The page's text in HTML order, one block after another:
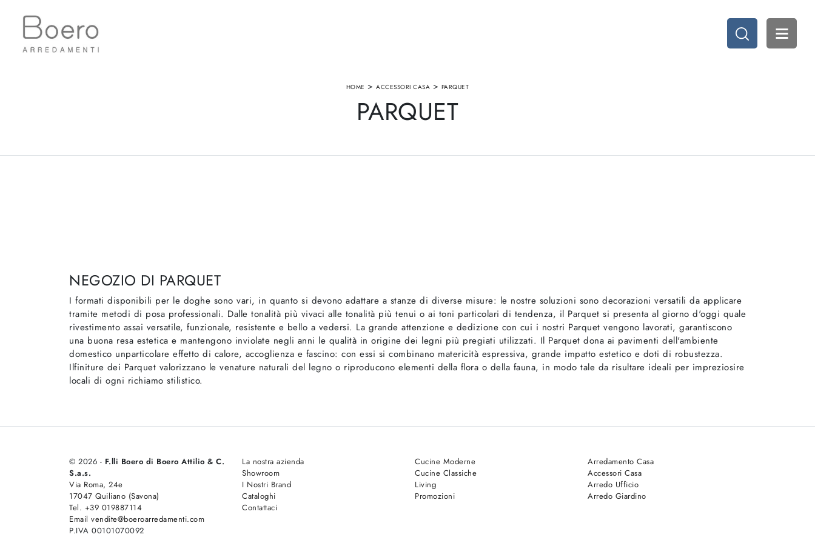
HOME >ACCESSORI CASA > PARQUET
PARQUET
NEGOZIO DI PARQUET
I formati disponibili per le doghe sono vari, in quanto si devono adattare a stanze di diverse misure: le nostre soluzioni sono decorazioni versatili da applicare
tramite metodi di posa professionali. Dalle tonalità più vivaci alle tonalità più tenui o ai toni particolari di tendenza, il Parquet si presenta al giorno d'oggi quale
rivestimento assai versatile, funzionale, resistente e bello a vedersi. La grande attenzione e dedizione con cui i nostri Parquet vengono lavorati, garantiscono
una buona resa estetica e mantengono inviolate negli anni le qualità in origine dei legni più pregiati utilizzati. Il Parquet dona ai pavimenti dell'ambiente
domestico unparticolare effetto di calore, accoglienza e fascino: con essi si combinano matericità espressiva, grande impatto estetico e doti di robustezza.
Ilfiniture dei Parquet valorizzano le venature naturali del legno o riproducono elementi della flora o della fauna, in modo tale da risultare ideali per impreziosire
locali di ogni richiamo stilistico.
© 2026 - F.lli Boero di Boero Attilio & C.
S.a.s.
Via Roma, 24e
17047 Quiliano (Savona)
Tel. +39 019887114
Email vendite@boeroarredamenti.com
P.IVA 00101070092
La nostra azienda
Showroom
I Nostri Brand
Cataloghi
Contattaci
Cucine Moderne
Cucine Classiche
Living
Promozioni
Arredamento Casa
Accessori Casa
Arredo Ufficio
Arredo Giardino